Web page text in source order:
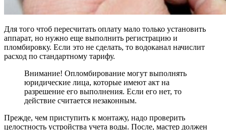
Для того чтоб пересчитать оплату мало только установить
аппарат, но нужно еще выполнить регистрацию и
пломбировку. Если это не сделать, то водоканал начислит
расход по стандартному тарифу.
Внимание! Опломбирование могут выполнять
юридические лица, которые имеют акт на
разрешение его выполнения. Если его нет, то
действие считается незаконным.
Прежде, чем приступить к монтажу, надо проверить
целостность устройства учета воды. После, мастер должен